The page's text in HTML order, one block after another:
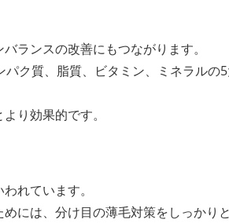
ランスの改善にもつながります。
ク質、脂質、ビタミン、ミネラルの
り効果的です。
れています。
には、分け目の薄毛対策をしっかり